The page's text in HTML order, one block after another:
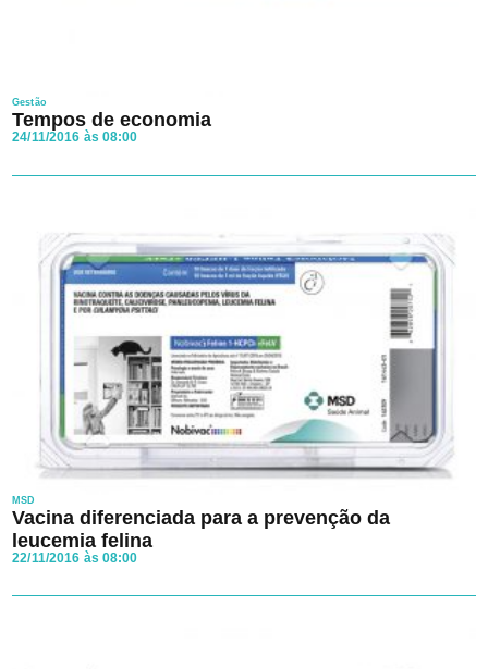
Gestão
Tempos de economia
24/11/2016 às 08:00
MSD
Vacina diferenciada para a prevenção da
leucemia felina
22/11/2016 às 08:00